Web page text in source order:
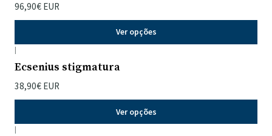
96,90€ EUR
Ver opções
|
Ecsenius stigmatura
38,90€ EUR
Ver opções
|